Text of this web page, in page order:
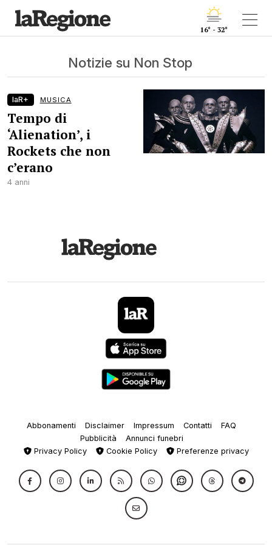
16° - 32°
Notizie su Non Stop
laR+ MUSICA
Tempo di
‘Alienation’, i
Rockets che non
c’erano
4 anni
Abbonamenti Disclaimer Impressum Contatti
FAQ
Pubblicità
Annunci funebri
Privacy Policy
Cookie Policy Preferenze privacy